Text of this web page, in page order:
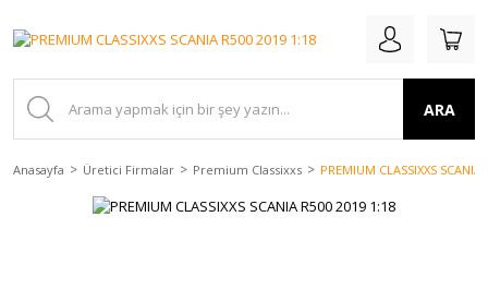
ARA
Anasayfa Üretici Firmalar Premium Classixxs PREMIUM CLASSIXXS